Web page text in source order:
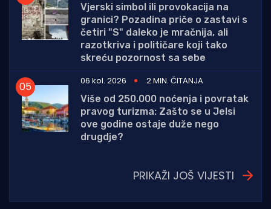
Vjerski simbol ili provokacija na
granici? Pozadina priče o zastavi s
četiri "S" daleko je mračnija, ali
razotkriva i političare koji tako
skreću pozornost sa sebe
06 kol. 2026
2 MIN. ČITANJA
Više od 250.000 noćenja i povratak
pravog turizma: Zašto se u Jelsi
ove godine ostaje duže nego
drugdje?
PRIKAŽI JOŠ VIJESTI